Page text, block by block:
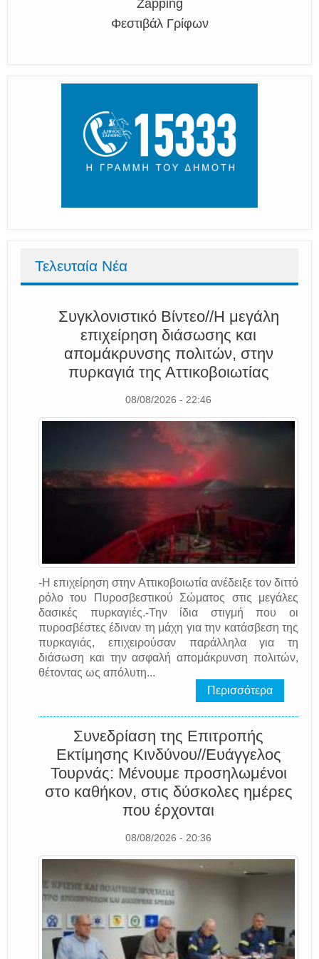
Zapping
Φεστιβάλ Γρίφων
Τελευταία Νέα
Συγκλονιστικό Βίντεο//Η μεγάλη
επιχείρηση διάσωσης και
απομάκρυνσης πολιτών, στην
πυρκαγιά της Αττικοβοιωτίας
08/08/2026 - 22:46
-Η επιχείρηση στην Αττικοβοιωτία ανέδειξε τον διττό
ρόλο του Πυροσβεστικού Σώματος στις μεγάλες
δασικές πυρκαγιές.-Την ίδια στιγμή που οι
πυροσβέστες έδιναν τη μάχη για την κατάσβεση της
πυρκαγιάς, επιχειρούσαν παράλληλα για τη
διάσωση και την ασφαλή απομάκρυνση πολιτών,
θέτοντας ως απόλυτη...
Περισσότερα
Συνεδρίαση της Επιτροπής
Εκτίμησης Κινδύνου//Ευάγγελος
Τουρνάς: Μένουμε προσηλωμένοι
στο καθήκον, στις δύσκολες ημέρες
που έρχονται
08/08/2026 - 20:36